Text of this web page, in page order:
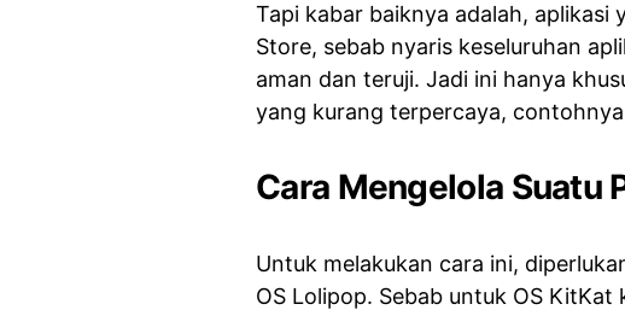
Tapi kabar baiknya adalah,
Store, sebab nyaris keseluruhan
aman dan teruji. Jadi ini hanya
yang kurang terpercaya,
Cara Mengelola Suatu
Untuk melakukan cara ini,
OS Lolipop. Sebab untuk OS